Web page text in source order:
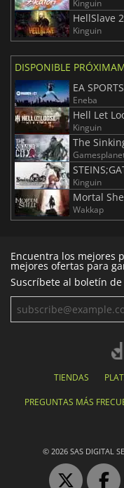
Kinguin
HellSlave
Kinguin
DISPONIBLE
EA
Eneba
Hell Let
Kinguin
The
Kinguin
Mortal
Wakkap
Encuentra los mejores
mejores ofertas para
Suscríbete al boletín
TIENDAS
PREGUNTAS MÁS
© 2026 SAS DIGITAL